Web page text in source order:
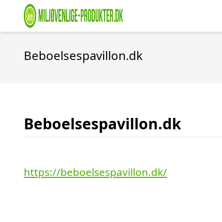
Beboelsespavillon.dk
Beboelsespavillon.dk
https://beboelsespavillon.dk/